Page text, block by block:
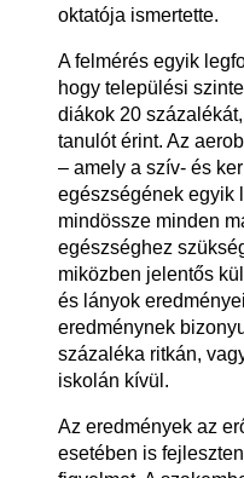
oktatója ismertette.
A felmérés egyik
hogy települési
diákok 20
tanulót érint. Az
– amely a szív- és
egészségének egyik
mindössze minden
egészséghez
miközben jelentős
és lányok
eredménynek
százaléka ritkán,
iskolán kívül.
Az eredmények az
esetében is